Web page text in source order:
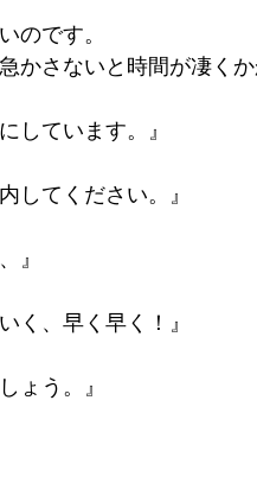
のです。
かさないと時間が凄くか
しています。』
してください。』
』
く、早く早く！』
ょう。』